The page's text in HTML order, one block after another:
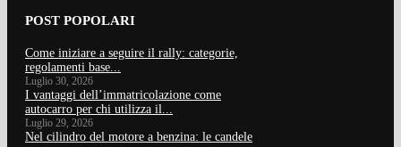
POST POPOLARI
Come iniziare a seguire il rally: categorie,
regolamenti base...
Luglio 30, 2026
I vantaggi dell’immatricolazione come
autocarro per chi utilizza il...
Luglio 29, 2026
Nel cilindro del motore a benzina: le candele